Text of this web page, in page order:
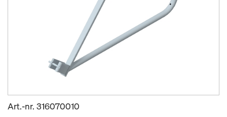
Art.-nr. 316070010